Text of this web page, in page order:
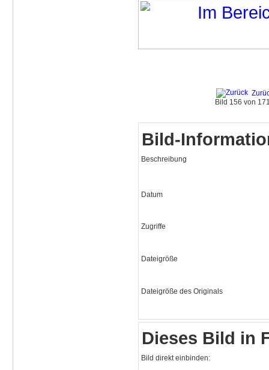
Bild 156 von
Bild-
Beschreibung
Datum
Zugriffe
Dateigröße
Dateigröße des Originals
Dieses Bild in
Bild direkt einbinden: